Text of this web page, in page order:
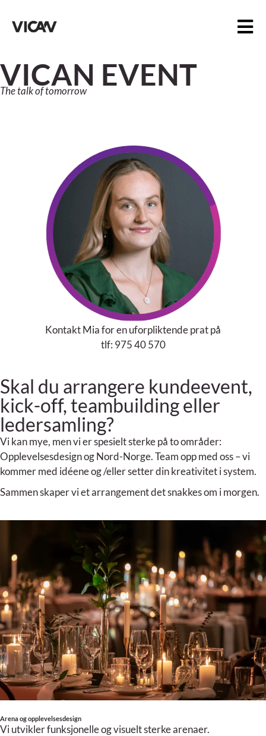
VICAN EVENT
The talk of tomorrow
Kontakt Mia for en uforpliktende prat på
tlf: 975 40 570
Skal du arrangere kundeevent,
kick-off, teambuilding eller
ledersamling?
Vi kan mye, men vi er spesielt sterke på to områder:
Opplevelsesdesign og Nord-Norge. Team opp med oss – vi
kommer med idéene og /eller setter din kreativitet i system.
Sammen skaper vi et arrangement det snakkes om i morgen.
Arena og opplevelsesdesign
Vi utvikler funksjonelle og visuelt sterke arenaer.